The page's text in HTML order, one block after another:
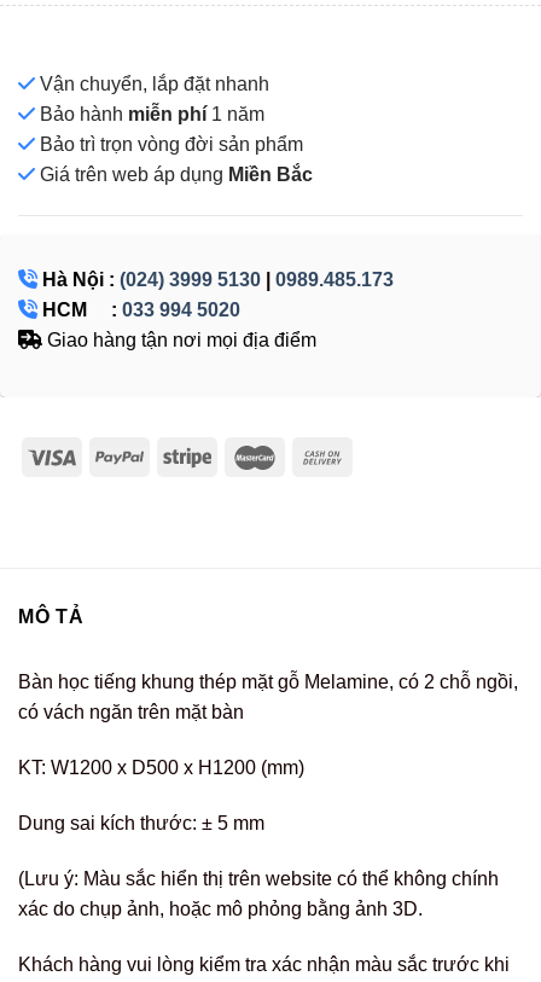
Vận chuyển, lắp đặt nhanh
Bảo hành miễn phí 1 năm
Bảo trì trọn vòng đời sản phẩm
Giá trên web áp dụng Miền Bắc
Hà Nội : (024) 3999 5130
0989.485.173
HCM : 033 994 5020
Giao hàng tận nơi mọi địa điểm
MÔ TẢ
Bàn học tiếng khung thép mặt gỗ Melamine, có 2 chỗ ngồi,
có vách ngăn trên mặt bàn
KT: W1200 x D500 x H1200 (mm)
Dung sai kích thước: ± 5 mm
(Lưu ý: Màu sắc hiển thị trên website có thể không chính
xác do chụp ảnh, hoặc mô phỏng bằng ảnh 3D.
Khách hàng vui lòng kiểm tra xác nhận màu sắc trước khi